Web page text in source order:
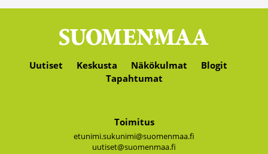
Uutiset Keskusta Näkökulmat
Blogit
Tapahtumat
Toimitus
etunimi.sukunimi@suomenmaa.fi
uutiset@suomenmaa.fi